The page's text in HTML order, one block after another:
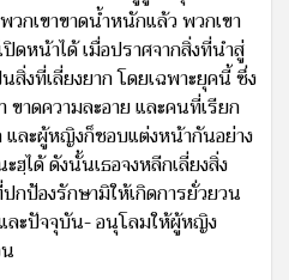
กเขาขาดน้ำหนักแล้ว พวกเขา
ปิดหน้าได้ เมื่อปราศจากสิ่งที่นำสู่
สิ่งที่เลี่ยงยาก โดยเฉพาะยุคนี้ ซึ่ง
าดความละอาย และคนที่เรียก
ละผู้หญิงก็ชอบแต่งหน้ากันอย่าง
ได้ ดังนั้นเธอจงหลีกเลี่ยงสิ่ง
กป้องรักษามิให้เกิดการยั่วยวน
ละปัจจุบัน- อนุโลมให้ผู้หญิง